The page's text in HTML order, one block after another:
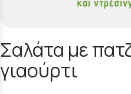
Σαλάτα με
γιαούρτι